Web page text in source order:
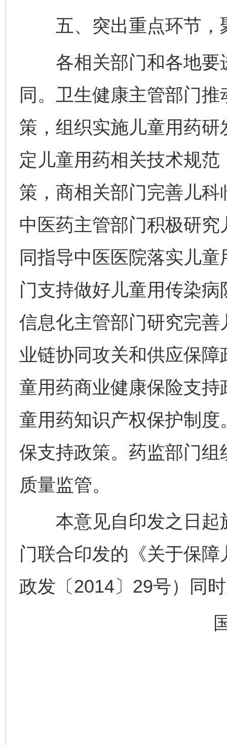
五、突出重点环节，
各相关部门和各地要
同。卫生健康主管部门
策，组织实施儿童用药
定儿童用药相关技术规
策，商相关部门完善儿
中医药主管部门积极研
同指导中医医院落实儿
门支持做好儿童用传染
信息化主管部门研究完
业链协同攻关和供应保
童用药商业健康保险支
童用药知识产权保护制
保支持政策。药监部门
质量监管。
本意见自印发之日起
门联合印发的《关于保
政发〔2014〕29号）同